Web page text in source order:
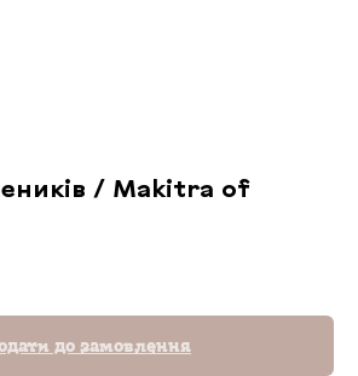
/ Makitra of
до замовлення